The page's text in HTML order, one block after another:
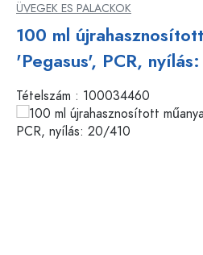
ÜVEGEK ES PALACKOK
100 ml
'Pegasus', PCR,
Tételszám : 100034460